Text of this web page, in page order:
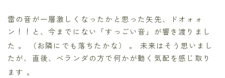
雷の音が一層激しくなったかと思った矢先、ドオォォ
ン！！と、今までにない「すっごい音」が響き渡りまし
た 。 （お隣にでも落ちたかな） 。 未来はそう思いまし
たが、直後、ベランダの方で何かが動く気配を感じ取り
ます 。